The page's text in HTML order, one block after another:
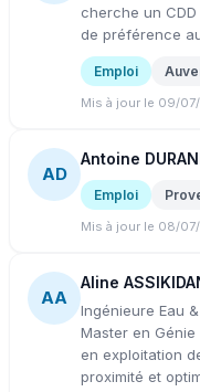
cherche un
de préférence
Emploi
Mis à jour le 09/
AD
Antoine
Emploi
Mis à jour le 08/
AA
Aline
Ingénieure Eau
Master en
en exploitation
proximité et